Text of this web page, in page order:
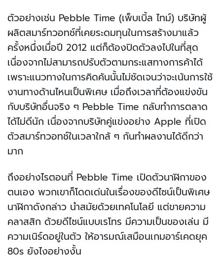
ตัวอย่างเช่น Pebble Time (เพ็บเบิ้ล ไทม์) บริษัทผู้
ผลิตสมาร์ทวอทช์ที่เคยระดมทุนในการสร้างมาแล้ว
ครั้งหนึ่งเมื่อปี 2012 แต่ก็ต้องปิดตัวลงไปในที่สุด
เนื่องจากไม่สามารถปรับตัวตามกระแสทางการค้าได้
เพราะแนวทางในการคิดค้นนั้นไม่ชัดเจนว่าจะเน้นการใช้
งานทางด้านไหนเป็นพิเศษ เมื่อถึงเวลาที่ต้องแข่งขัน
กับบริษัทอื่นจริง ๆ Pebble Time กลับทำการตลาด
ได้ไม่ดีนัก เนื่องจากบริษัทคู่แข่งอย่าง Apple ที่เปิด
ตัวสมาร์ทวอทช์ในเวลาใกล้ ๆ กันทำผลงานได้ดีกว่า
มาก
ถึงอย่างไรตอนที่ Pebble Time เปิดตัวนาฬิกาของ
ตนเอง พวกเขาก็โดดเด่นในเรื่องของดีไซน์เป็นพิเศษ
นาฬิกาดังกล่าว นำสมัยด้วยเทคโนโลยี แต่ขายความ
คลาสสิก ด้วยดีไซน์แบบเรโทร มีความเป็นของเล่น มี
ความเนิร์ดอยู่ในตัว ให้อารมณ์เสมือนเกมอาร์เคดยุค
80s ยังไงอย่างงั้น